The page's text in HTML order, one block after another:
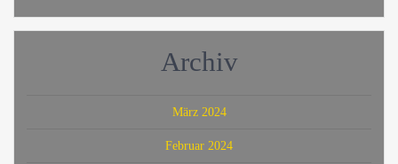
Archiv
März 2024
Februar 2024